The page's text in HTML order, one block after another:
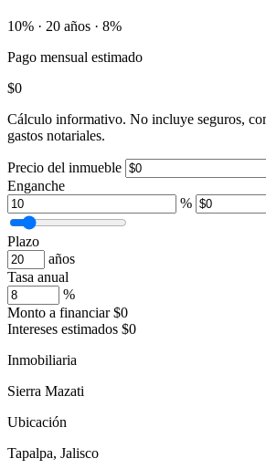
10% · 20 años · 8%
Pago mensual estimado
$0
Cálculo informativo. No incluye seguros,
gastos notariales.
Precio del inmueble
Enganche
%
Plazo
años
Tasa anual
%
Monto a financiar $0
Intereses estimados $0
Inmobiliaria
Sierra Mazati
Ubicación
Tapalpa, Jalisco